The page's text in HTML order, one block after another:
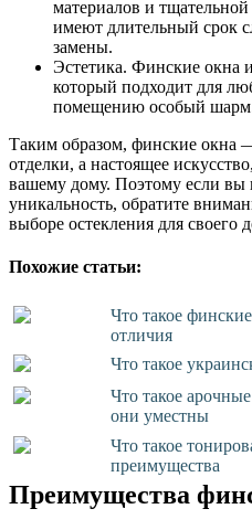
материалов и
имеют длительный срок
замены.
Эстетика. Финские окна
который подходит для
помещению особый
Таким образом, финские окна
отделки, а настоящее
вашему дому. Поэтому если вы
уникальность, обратите
выборе остекления для своего
Похожие статьи:
Что такое
отличия
Что такое
Что такое
они уместны
Что такое
преимущества
Преимущества